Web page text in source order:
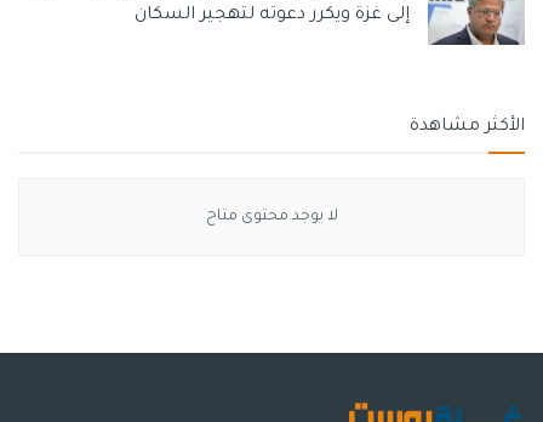
إلى غزة ويكرر دعوته لتهجير السكان
الأكثر مشاهدة
لا يوجد محتوى متاح